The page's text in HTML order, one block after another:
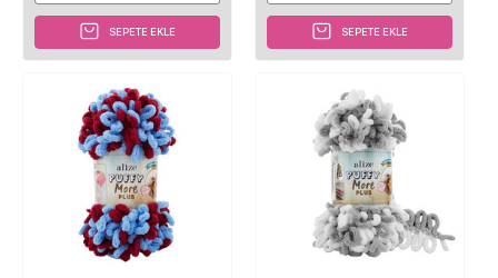
SEPETE EKLE SEPETE EKLE